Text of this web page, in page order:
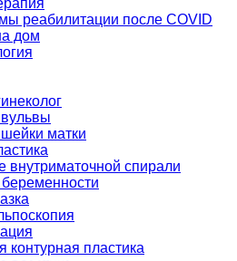
реабилитации после СOVID
дом
матки
внутриматочной спирали
контурная пластика